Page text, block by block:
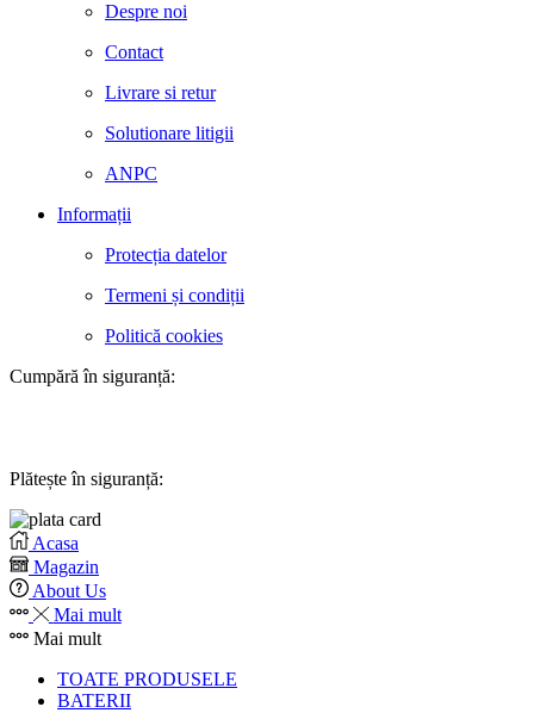
Despre noi
Contact
Livrare si retur
Solutionare litigii
ANPC
Informații
Protecția datelor
Termeni și condiții
Politică cookies
Cumpără în siguranță:
Plătește în siguranță:
Acasa
Magazin
About Us
Mai mult
Mai mult
TOATE PRODUSELE
BATERII